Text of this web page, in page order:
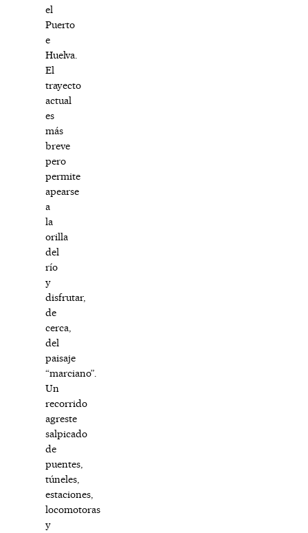
el
Puerto
e
Huelva.
El
trayecto
actual
es
más
breve
pero
permite
apearse
a
la
orilla
del
río
y
disfrutar,
de
cerca,
del
paisaje
“marciano”.
Un
recorrido
agreste
salpicado
de
puentes,
túneles,
estaciones,
locomotoras
y